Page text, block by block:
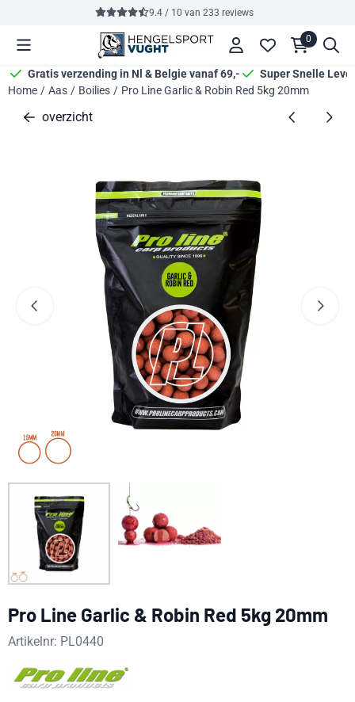
Cookievoorkeuren zijn momenteel gesloten.
9.4 / 10 van 233 reviews
0
Gratis verzending in Nl & Belgie vanaf 69,-
Super Snelle
Home / Aas / Boilies / Pro Line Garlic & Robin Red 5kg 20mm
overzicht
Pro Line Garlic & Robin Red 5kg 20mm
Artikelnr: PL0440